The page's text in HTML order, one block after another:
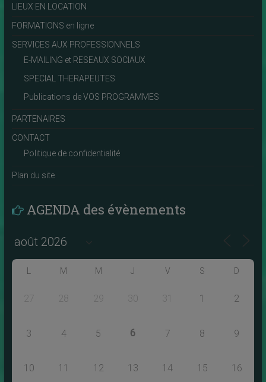
LIEUX EN LOCATION
FORMATIONS en ligne
SERVICES AUX PROFESSIONNELS
E-MAILING et RESEAUX SOCIAUX
SPECIAL THERAPEUTES
Publications de VOS PROGRAMMES
PARTENAIRES
CONTACT
Politique de confidentialité
Plan du site
AGENDA des évènements
M M J V S D
27 28 29 30 31 1 2
3 4 5 6 7 8 9
10 11 12 13 14 15 16